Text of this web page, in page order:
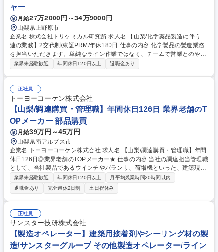
ャー
月給27万2000円～34万9000円
山梨県上野原市
企業名 株式会社トリケミカル研究所 求人名 【山梨/化学薬品製造に伴う一
連の業務】2交代制/東証PRM/年休180日 仕事の内容 化学製品の製造業務
を担当いただきます。単純なライン作業ではなく、チームで営業とのやり
取りから製品製造、品質管理まで一貫して対応。製品規模により様々な製
操作・合成釜の配管から薬液の濾過回収操作等） ■機器や装置の洗浄、メ
ンテナンスや管理業務 （・ガラスフラスコやステンレス部品の洗浄作業
・製品の出荷前の検査、製造に関わる機器の点検業務等） 【業務内容の変
更範囲】当社の指定する業務 募集職種 【山梨/化学薬品製造に伴う一連の
業務】2交代制/東証PRM/年休180日
業界未経験歓迎 年間休日120日以上 退職金あり
正社員
トーヨーコーケン株式会社
【山梨/調達購買・管理職】年間休日126日 業界老舗のT
OPメーカー 部品購買
月給39万円～45万円
山梨県南アルプス市
企業名 トーヨーコーケン株式会社 求人名 【山梨/調達購買・管理職】年間
休日126日◎業界老舗のTOPメーカー★ 仕事の内容 当社の調達担当管理職
として、当社製品であるウインチやバランサ、荷場機といった、建築現場
や製造工場にて使用されている機器の製造に必要不可欠な部品の調達業務
携わっていただきます。■製品、部品材料等の発注 手配と納期管理■製
品、部品、材料の発注単価と管理■資材倉庫の循環棚卸と決算棚卸の実施■
原材料、部品、製品等の入出庫業務並びに保管業務 また、担当部署の部員
マネージメントを担当していただきます。【入社後】当社製品について学
んでいただくため、山梨県の工場にて数か月の研修を実施する予定です。
その後OJT等を通じて段階的に業務の幅を広げていただきます。近い将来
は現場の責任者としてのご活躍を期待してます。 募集職種 【山梨/調達購
買・管理職】年間休日126日◎業界老舗のTOPメーカー★
業界未経験歓迎 年間休日120日以上
月平均残業時間20時間以内
退職金あり
完全週休2日制 土日祝休み
正社員
サンスター技研株式会社
【製造オペレーター】建築用接着剤やシーリング材の製
造/サンスターグループ その他製造オペレーター/ライン